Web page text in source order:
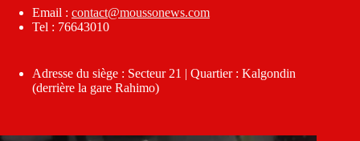
Email : contact@moussonews.com
Tel : 76643010
Adresse du siège : Secteur 21 | Quartier : Kalgondin
(derrière la gare Rahimo)